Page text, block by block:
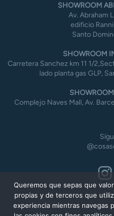
SHOWROOM
Av. Abraham
edificio
Santo
SHOWROOM
Carretera Sanchez km 11 1/
lado planta gas GLP,
Complejo Naves Mall, Av.
Queremos que sepas que
propias y de terceros que
experiencia mientras navegas